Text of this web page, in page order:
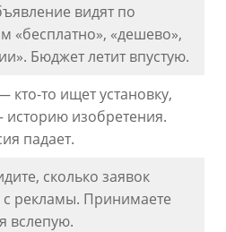
видят по
«бесплатно», «дешево»,
Бюджет летит впустую.
кто-то ищет установку,
историю изобретения.
падает.
сколько заявок
рекламы. Принимаете
вслепую.